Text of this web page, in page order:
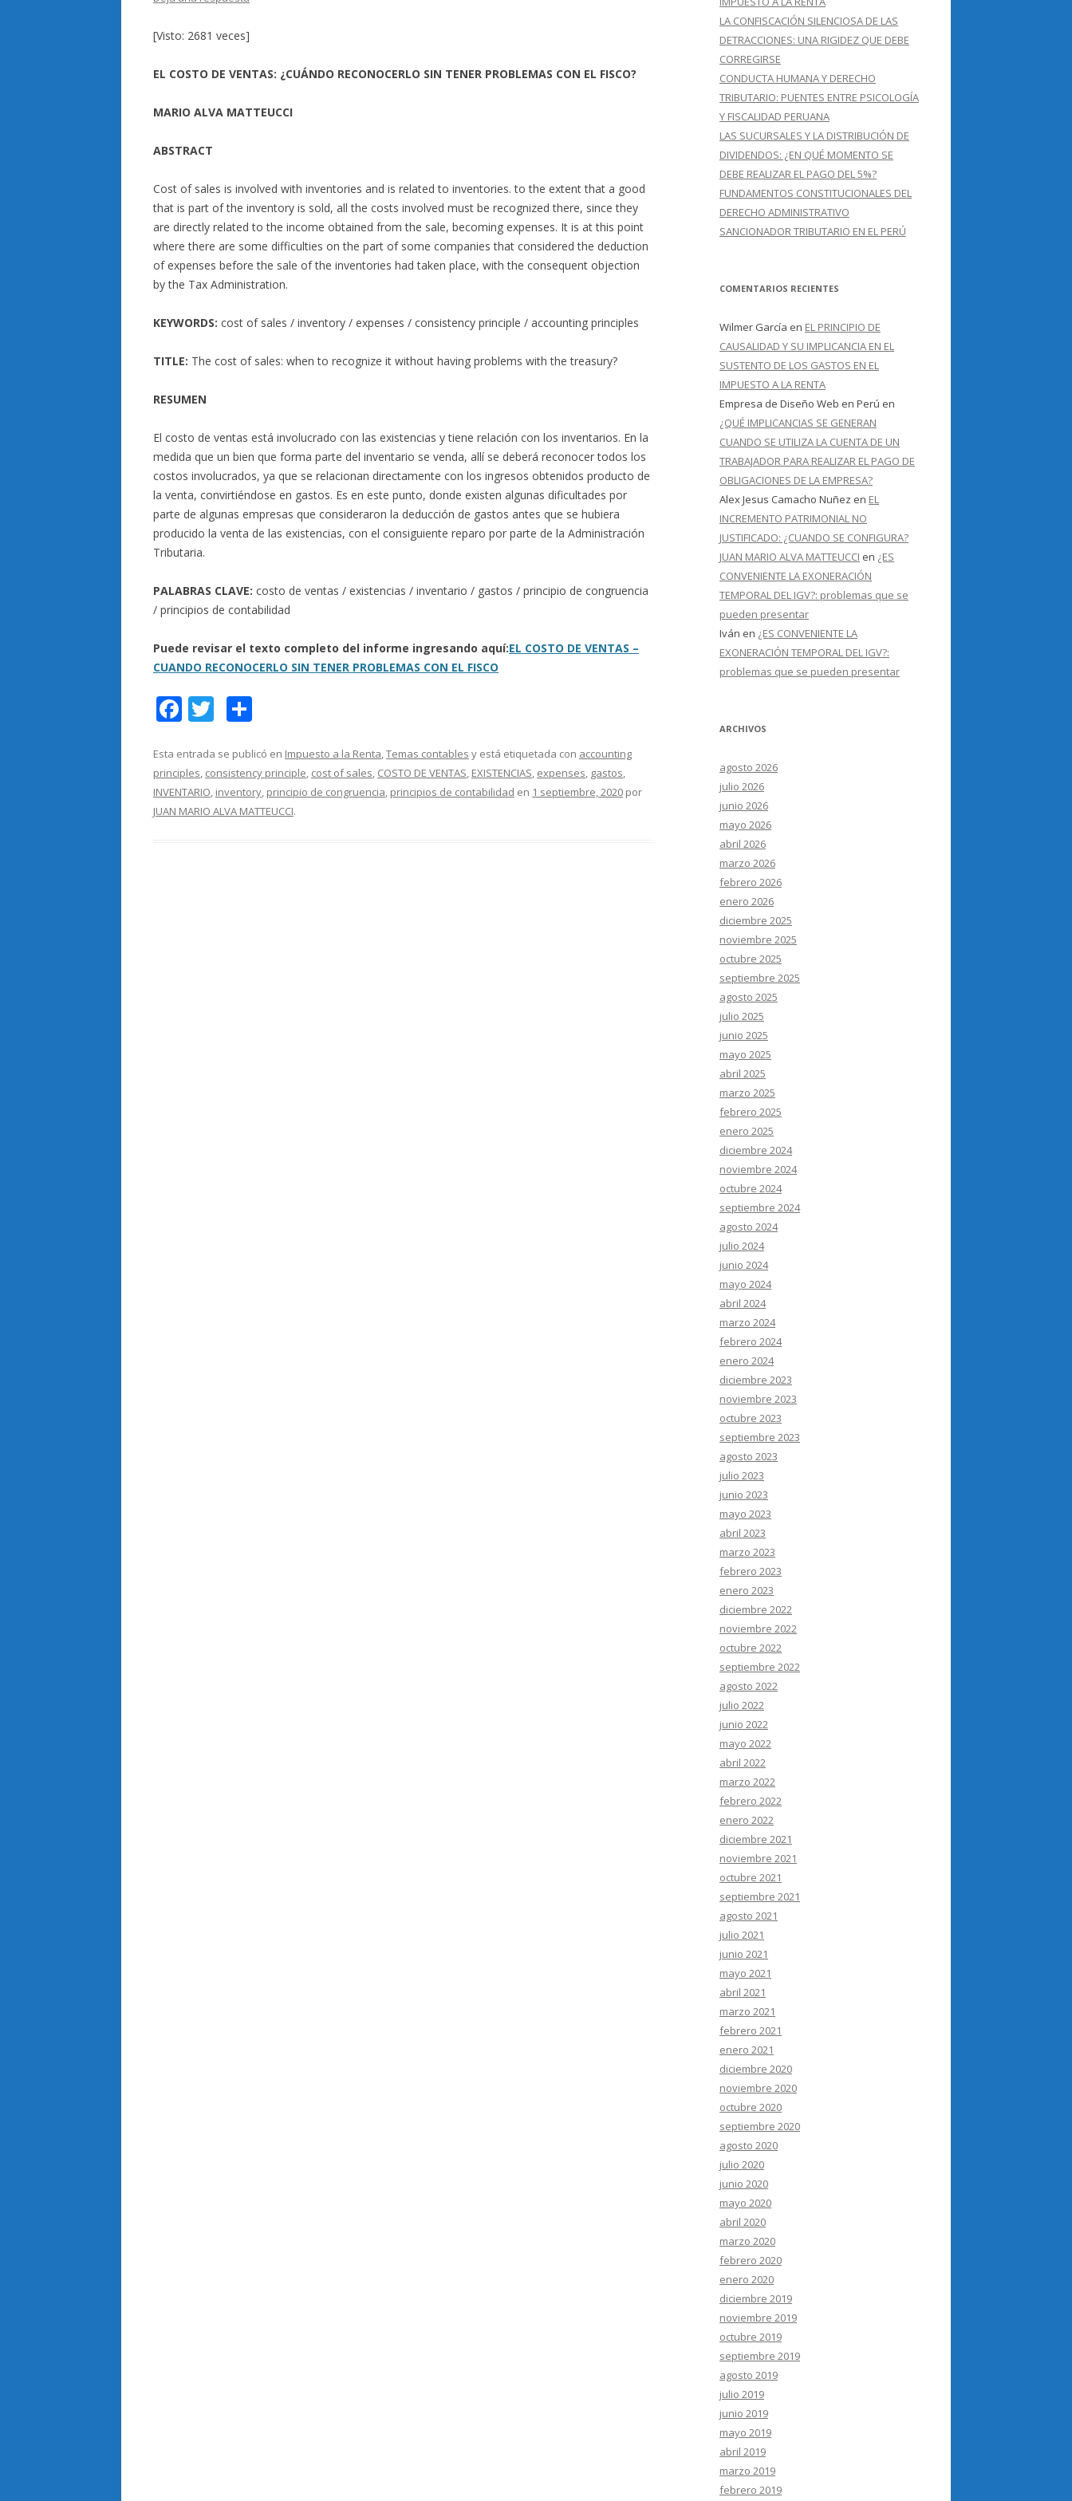
[Visto: 2681 veces]
EL COSTO DE VENTAS: ¿CUÁNDO RECONOCERLO SIN TENER PROBLEMAS CON EL FISCO?
MARIO ALVA MATTEUCCI
ABSTRACT
Cost of sales is involved with inventories and is related to inventories. to the extent that a good
that is part of the inventory is sold, all the costs involved must be recognized there, since they
are directly related to the income obtained from the sale, becoming expenses. It is at this point
where there are some difficulties on the part of some companies that considered the deduction
of expenses before the sale of the inventories had taken place, with the consequent objection
by the Tax Administration.
KEYWORDS: cost of sales / inventory / expenses / consistency principle / accounting principles
TITLE: The cost of sales: when to recognize it without having problems with the treasury?
RESUMEN
El costo de ventas está involucrado con las existencias y tiene relación con los inventarios. En la
medida que un bien que forma parte del inventario se venda, allí se deberá reconocer todos los
costos involucrados, ya que se relacionan directamente con los ingresos obtenidos producto de
la venta, convirtiéndose en gastos. Es en este punto, donde existen algunas dificultades por
parte de algunas empresas que consideraron la deducción de gastos antes que se hubiera
producido la venta de las existencias, con el consiguiente reparo por parte de la Administración
Tributaria.
PALABRAS CLAVE: costo de ventas / existencias / inventario / gastos / principio de congruencia
/ principios de contabilidad
Puede revisar el texto completo del informe ingresando aquí:EL COSTO DE VENTAS –
CUANDO RECONOCERLO SIN TENER PROBLEMAS CON EL FISCO
F
e
b
o
T
itt
er
m
p
ar
Esta entrada se publicó en Impuesto a la Renta,Temas contables y está etiquetada con accounting
principles, consistency principle, cost of sales, COSTO DE VENTAS, EXISTENCIAS, expenses, gastos,
INVENTARIO, inventory, principio de congruencia, principios de contabilidad en 1 septiembre, 2020 por
JUAN MARIO ALVA MATTEUCCI.
LA CONFISCACIÓN SILENCIOSA DE LAS
DETRACCIONES: UNA RIGIDEZ QUE DEBE
CORREGIRSE
CONDUCTA HUMANA Y DERECHO
TRIBUTARIO: PUENTES ENTRE PSICOLOGÍA
Y FISCALIDAD PERUANA
LAS SUCURSALES Y LA DISTRIBUCIÓN DE
DIVIDENDOS: ¿EN QUÉ MOMENTO SE
DEBE REALIZAR EL PAGO DEL 5%?
FUNDAMENTOS CONSTITUCIONALES DEL
DERECHO ADMINISTRATIVO
SANCIONADOR TRIBUTARIO EN EL PERÚ
COMENTARIOS RECIENTES
Wilmer García en EL PRINCIPIO DE
CAUSALIDAD Y SU IMPLICANCIA EN EL
SUSTENTO DE LOS GASTOS EN EL
IMPUESTO A LA RENTA
Empresa de Diseño Web en Perú en
¿QUÉ IMPLICANCIAS SE GENERAN
CUANDO SE UTILIZA LA CUENTA DE UN
TRABAJADOR PARA REALIZAR EL PAGO DE
OBLIGACIONES DE LA EMPRESA?
Alex Jesus Camacho Nuñez en EL
INCREMENTO PATRIMONIAL NO
JUSTIFICADO: ¿CUANDO SE CONFIGURA?
JUAN MARIO ALVA MATTEUCCI en ¿ES
CONVENIENTE LA EXONERACIÓN
TEMPORAL DEL IGV?: problemas que se
pueden presentar
Iván en ¿ES CONVENIENTE LA
EXONERACIÓN TEMPORAL DEL IGV?:
problemas que se pueden presentar
ARCHIVOS
agosto 2026
julio 2026
junio 2026
mayo 2026
abril 2026
marzo 2026
febrero 2026
enero 2026
diciembre 2025
noviembre 2025
octubre 2025
septiembre 2025
agosto 2025
julio 2025
junio 2025
mayo 2025
abril 2025
marzo 2025
febrero 2025
enero 2025
diciembre 2024
noviembre 2024
octubre 2024
septiembre 2024
agosto 2024
julio 2024
junio 2024
mayo 2024
abril 2024
marzo 2024
febrero 2024
enero 2024
diciembre 2023
noviembre 2023
octubre 2023
septiembre 2023
agosto 2023
julio 2023
junio 2023
mayo 2023
abril 2023
marzo 2023
febrero 2023
enero 2023
diciembre 2022
noviembre 2022
octubre 2022
septiembre 2022
agosto 2022
julio 2022
junio 2022
mayo 2022
abril 2022
marzo 2022
febrero 2022
enero 2022
diciembre 2021
noviembre 2021
octubre 2021
septiembre 2021
agosto 2021
julio 2021
junio 2021
mayo 2021
abril 2021
marzo 2021
febrero 2021
enero 2021
diciembre 2020
noviembre 2020
octubre 2020
septiembre 2020
agosto 2020
julio 2020
junio 2020
mayo 2020
abril 2020
marzo 2020
febrero 2020
enero 2020
diciembre 2019
noviembre 2019
octubre 2019
septiembre 2019
agosto 2019
julio 2019
junio 2019
mayo 2019
abril 2019
marzo 2019
febrero 2019